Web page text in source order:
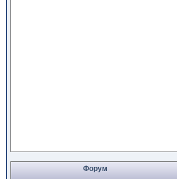
Форум